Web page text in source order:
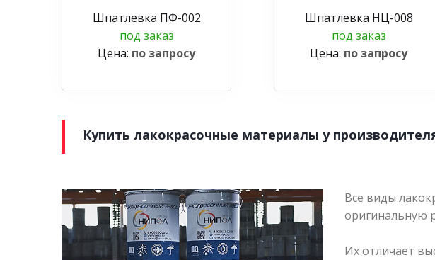
Шпатлевка ПФ-002
под заказ
Цена: по запросу
Шпатлевка НЦ-008
под заказ
Цена: по запросу
Купить лакокрасочные материалы у
Все виды
оригинальную
Их отличает